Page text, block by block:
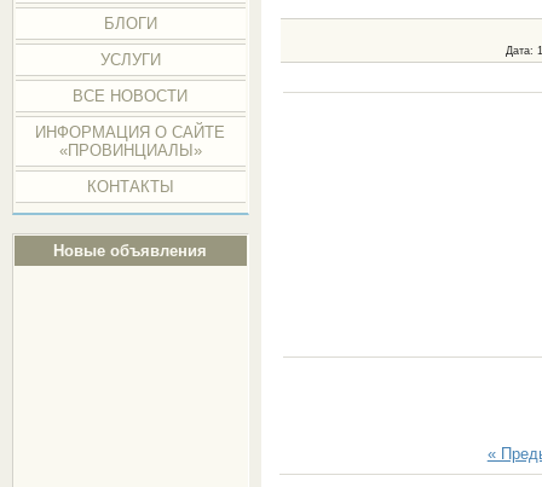
БЛОГИ
УСЛУГИ
ВСЕ НОВОСТИ
ИНФОРМАЦИЯ О САЙТЕ
«ПРОВИНЦИАЛЫ»
КОНТАКТЫ
Новые объявления
Дата:
«